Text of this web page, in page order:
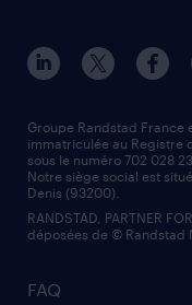
manutentionnaire
assistant
comptable
contact entreprise
faq intérim /
nos agences par ville
nos agences par
nos cabinets de
FAQ
Groupe Randstad France
immatriculée au Registre
sous le numéro 702 028
Notre siège social est
Denis (93200).
RANDSTAD, PARTNER
déposées de © Randstad